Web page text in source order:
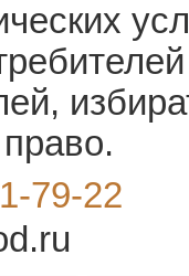
79-22